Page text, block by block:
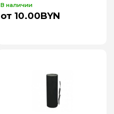
В наличии
от 10.00BYN